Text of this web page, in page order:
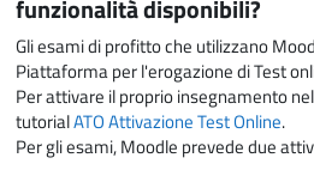
funzionalità disponibili?
Gli esami di profitto che utilizzano
Piattaforma per l'erogazione di Test
Per attivare il proprio insegnamento
tutorialATO Attivazione Test Online.
Per gli esami, Moodle prevede due